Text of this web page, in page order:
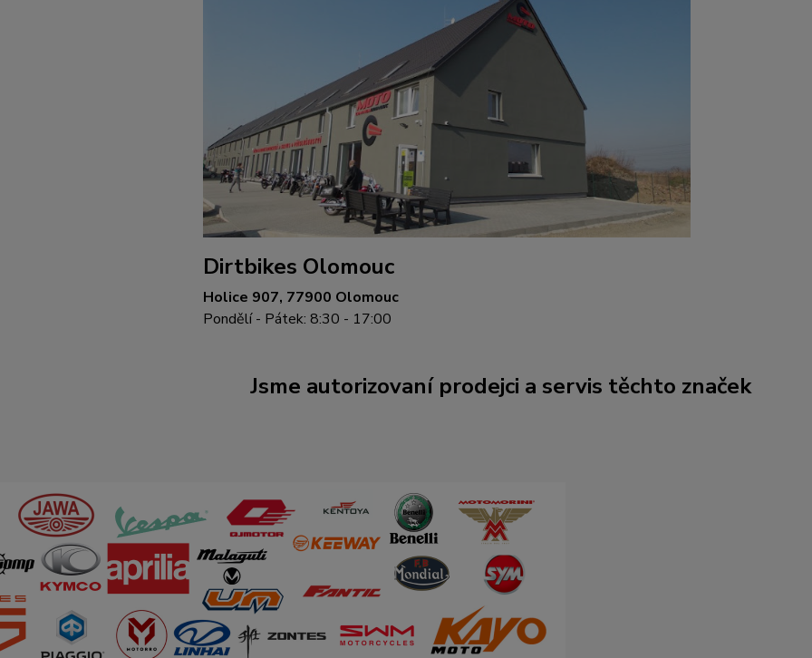
Dirtbikes Olomouc
Holice 907, 77900 Olomouc
Pondělí - Pátek: 8:30 - 17:00
Jsme autorizovaní prodejci a servis těchto značek